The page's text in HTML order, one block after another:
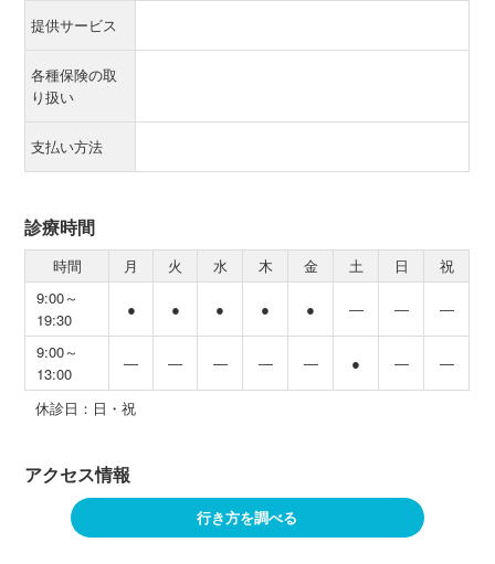
提供サービス
各種保険の取
り扱い
支払い方法
診療時間
時間 月 火 水 木 金 土 日
祝
9:00～
19:30
● ● ● ● ● ― ― ―
9:00～
13:00
― ― ― ― ― ● ― ―
休診日：日・祝
アクセス情報
行き方を調べる